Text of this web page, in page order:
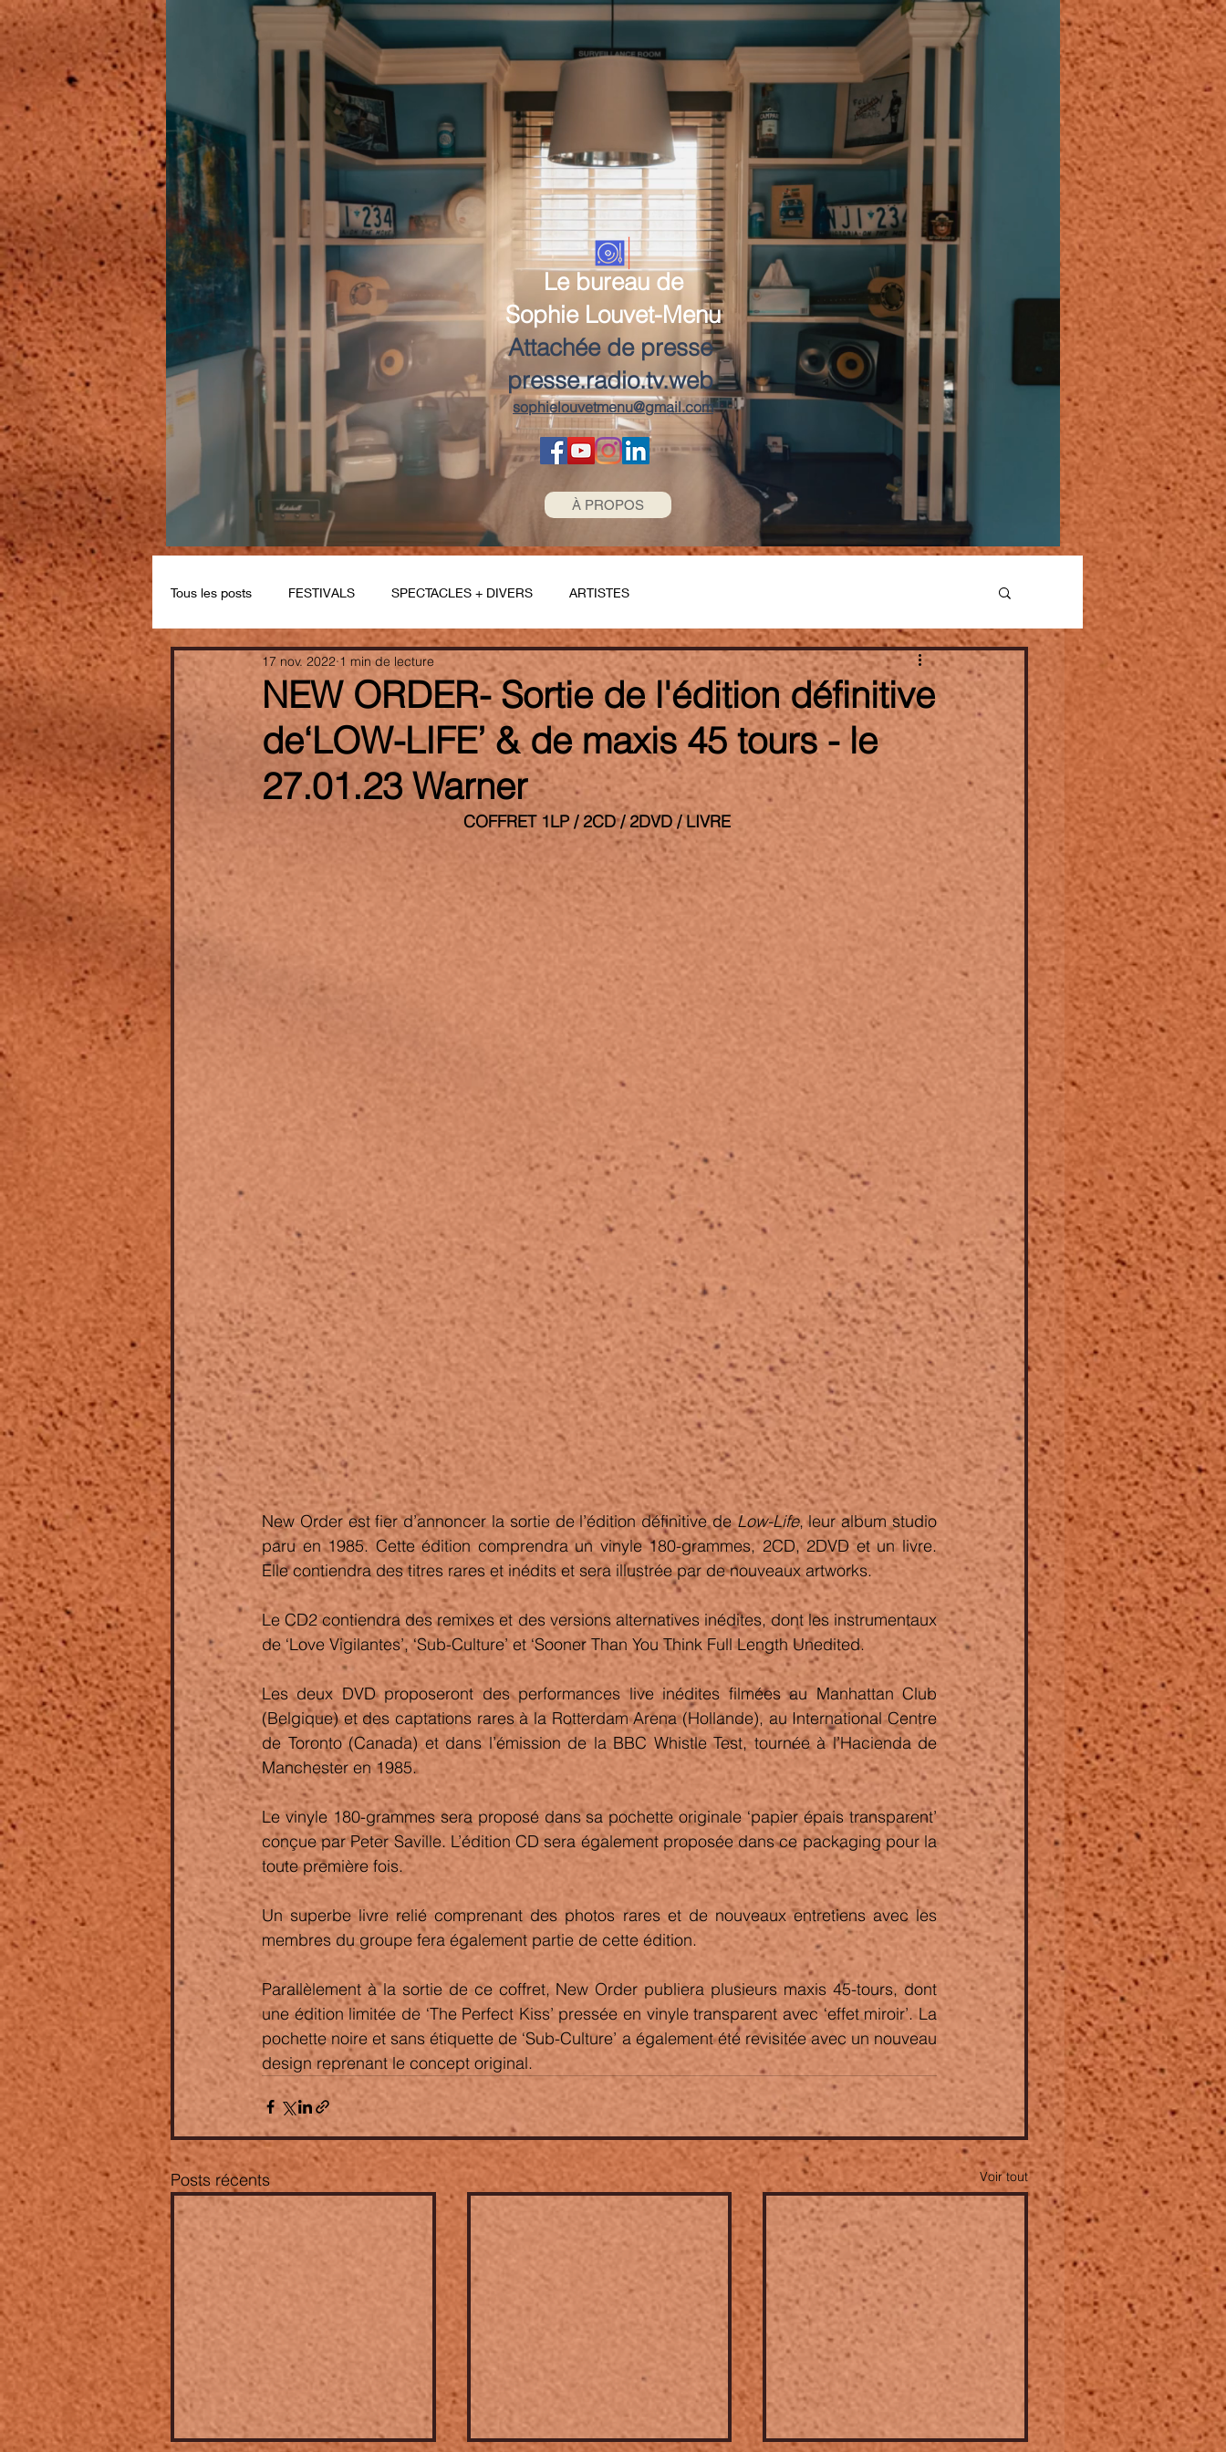
Le bureau de
Sophie Louvet-Menu
Attachée de presse
presse.radio.tv.web
sophielouvetmenu@gmail.com
À PROPOS
Tous les posts FESTIVALS SPECTACLES + DIVERS ARTISTES
NEW ORDER- Sortie de l'édition définitive
de‘LOW-LIFE’ & de maxis 45 tours - le
27.01.23 Warner
17 nov. 2022 1 min de lecture
COFFRET 1LP / 2CD / 2DVD / LIVRE
New Order est fier d’annoncer la sortie de l’édition définitive de Low-Life, leur album studio
paru en 1985. Cette édition comprendra un vinyle 180-grammes, 2CD, 2DVD et un livre.
Elle contiendra des titres rares et inédits et sera illustrée par de nouveaux artworks.
Le CD2 contiendra des remixes et des versions alternatives inédites, dont les instrumentaux
de ‘Love Vigilantes’, ‘Sub-Culture’ et ‘Sooner Than You Think Full Length Unedited.
Les deux DVD proposeront des performances live inédites filmées au Manhattan Club
(Belgique) et des captations rares à la Rotterdam Arena (Hollande), au International Centre
de Toronto (Canada) et dans l’émission de la BBC Whistle Test, tournée à l’Hacienda de
Manchester en 1985.
Le vinyle 180-grammes sera proposé dans sa pochette originale ‘papier épais transparent’
conçue par Peter Saville. L’édition CD sera également proposée dans ce packaging pour la
toute première fois.
Un superbe livre relié comprenant des photos rares et de nouveaux entretiens avec les
membres du groupe fera également partie de cette édition.
Parallèlement à la sortie de ce coffret, New Order publiera plusieurs maxis 45-tours, dont
une édition limitée de ‘The Perfect Kiss’ pressée en vinyle transparent avec ‘effet miroir’. La
pochette noire et sans étiquette de ‘Sub-Culture’ a également été revisitée avec un nouveau
design reprenant le concept original.
Posts récents Voir tout